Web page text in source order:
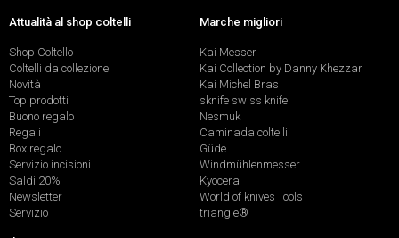
Attualità al shop coltelli
Shop Coltello
Coltelli da collezione
Novità
Top prodotti
Buono regalo
Regali
Box regalo
Servizio incisioni
Saldi 20%
Newsletter
Servizio
Marche migliori
Kai Messer
Kai Collection by Danny Khezzar
Kai Michel Bras
sknife swiss knife
Nesmuk
Caminada coltelli
Güde
Windmühlenmesser
Kyocera
World of knives Tools
triangle®